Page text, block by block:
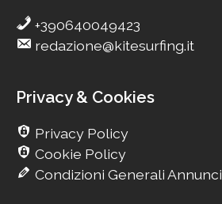
+390640049423
redazione@kitesurfing.it
Privacy & Cookies
Privacy Policy
Cookie Policy
Condizioni Generali Annunci